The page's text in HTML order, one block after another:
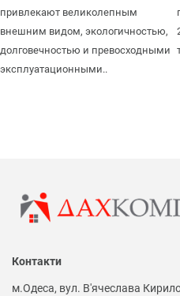
привлекают великолепным
внешним видом, экологичностью,
долговечностью и превосходными
эксплуатационными..
Контакти
м.Одеса, вул. В'ячеслава